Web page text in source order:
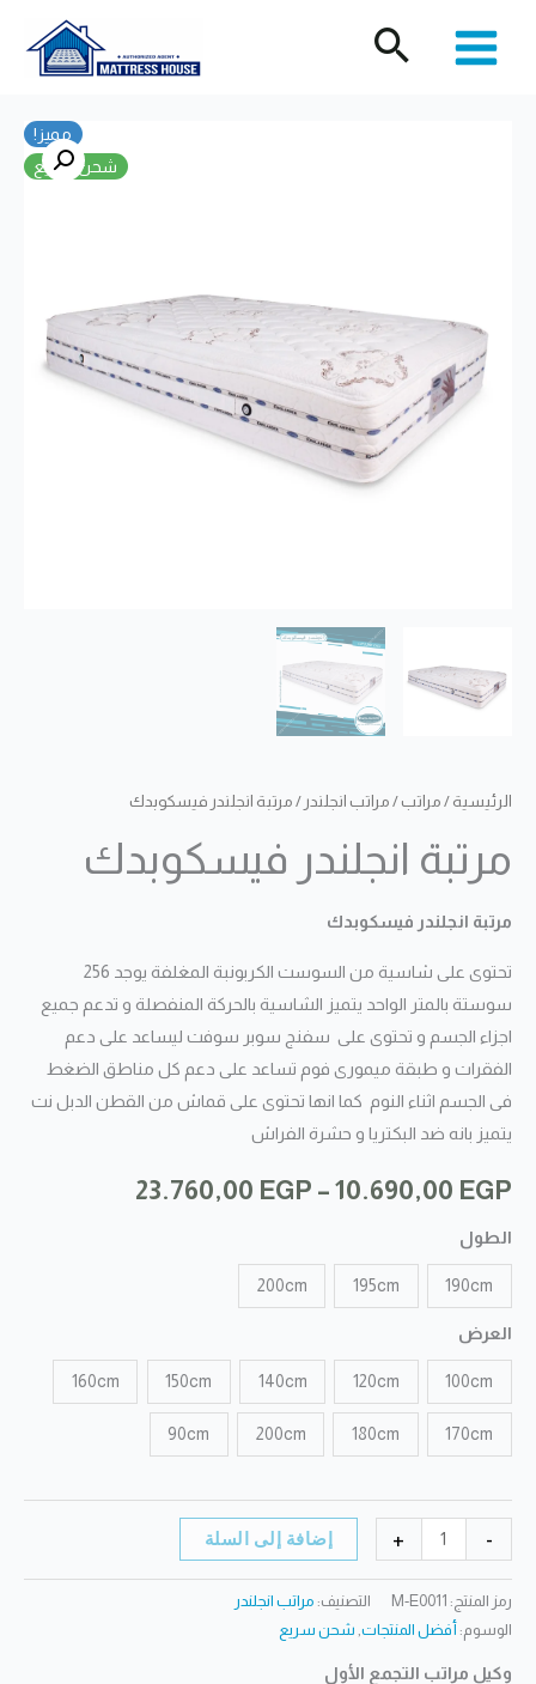
مميز!
شحن سريع
الرئيسية / مراتب / مراتب انجلندر / مرتبة انجلندر فيسكوبدك
مرتبة انجلندر فيسكوبدك
مرتبة انجلندر فيسكوبدك
تحتوى على شاسية من السوست الكربونبة المغلفة يوجد 256
سوستة بالمتر الواحد يتميز الشاسية بالحركة المنفصلة و تدعم جميع
اجزاء الجسم و تحتوى على سفنج سوبر سوفت ليساعد على دعم
الفقرات و طبقة ميمورى فوم تساعد على دعم كل مناطق الضغط
فى الجسم اثناء النوم كما انها تحتوى على قماش من القطن الدبل نت
يتميز بانه ضد البكتريا و حشرة الفراش
10.690,00 EGP
–
23.760,00 EGP
خلال
الطول
190cm
195cm
200cm
العرض
100cm
120cm
140cm
150cm
160cm
170cm
180cm
200cm
90cm
-
مرتبة
انجلندر
فيسكوبدك
+ إضافة إلى السلة
رمز المنتج: M-E0011 التصنيف: مراتب انجلندر
الوسوم: أفضل المنتجات, شحن سريع
وكيل مراتب التجمع الأول